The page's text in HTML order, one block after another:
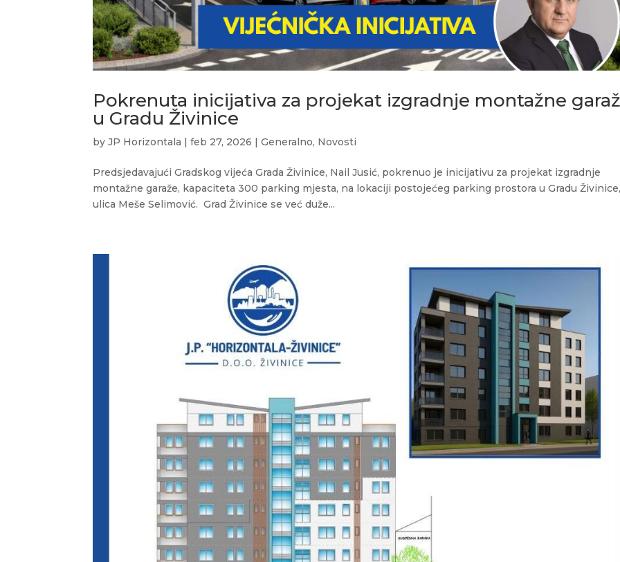
Pokrenuta inicijativa za projekat izgradnje montažne
u Gradu Živinice
byJP Horizontala |feb 27, 2026 |Generalno, Novosti
Predsjedavajući Gradskog vijeća Grada Živinice, Nail Jusić, pokrenuo je inicijativu za projekat izgradnje
montažne garaže, kapaciteta 300 parking mjesta, na lokaciji postojećeg parking prostora u Gradu
ulica Meše Selimović. Grad Živinice se već duže...